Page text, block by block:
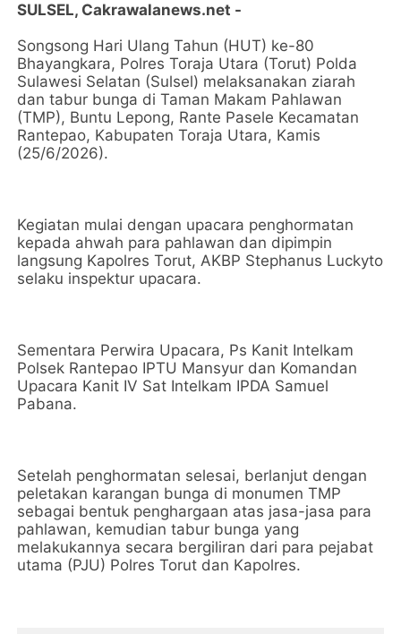
SULSEL, Cakrawalanews.net -
Songsong Hari Ulang Tahun (HUT) ke-80
Bhayangkara, Polres Toraja Utara (Torut) Polda
Sulawesi Selatan (Sulsel) melaksanakan ziarah
dan tabur bunga di Taman Makam Pahlawan
(TMP), Buntu Lepong, Rante Pasele Kecamatan
Rantepao, Kabupaten Toraja Utara, Kamis
(25/6/2026).
Kegiatan mulai dengan upacara penghormatan
kepada ahwah para pahlawan dan dipimpin
langsung Kapolres Torut, AKBP Stephanus Luckyto
selaku inspektur upacara.
Sementara Perwira Upacara, Ps Kanit Intelkam
Polsek Rantepao IPTU Mansyur dan Komandan
Upacara Kanit IV Sat Intelkam IPDA Samuel
Pabana.
Setelah penghormatan selesai, berlanjut dengan
peletakan karangan bunga di monumen TMP
sebagai bentuk penghargaan atas jasa-jasa para
pahlawan, kemudian tabur bunga yang
melakukannya secara bergiliran dari para pejabat
utama (PJU) Polres Torut dan Kapolres.